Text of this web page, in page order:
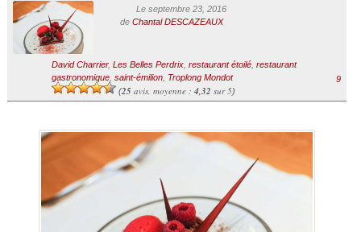
Le septembre 23, 2016
de Chantal DESCAZEAUX
David Charrier, Les Belles Perdrix, restaurant étoilé, restaurant
gastronomique, saint-émilion, Troplong Mondot
(25avis, moyenne : 4,32 sur 5)
9